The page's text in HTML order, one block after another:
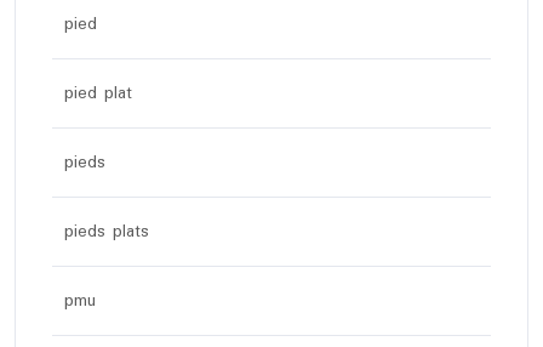
pied
pied plat
pieds
pieds plats
pmu